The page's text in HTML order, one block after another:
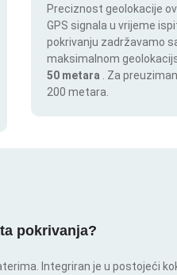
Preciznost geolokacije
GPS signala u vrijeme
pokrivanju zadržavamo
maksimalnom
50 metara
. Za
200 metara.
pokrivanja?
Integriran je u postojeći